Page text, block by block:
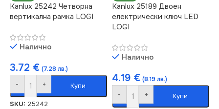
Kanlux 25242 Четворна
вертикална рамка LOGI
Налично
3.72 € (7.28 лв.)
- + Купи
SKU: 25242
Kanlux 25189 Двоен
електрически ключ LED
LOGI
Налично
4.19 € (8.19 лв.)
- + Купи